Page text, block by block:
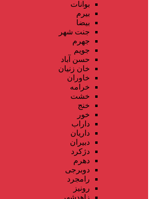
بوانات
بیرم
بیضا
جنت شهر
جهرم
جویم
حسن آباد
خان زنیان
خاوران
خرامه
خشت
خنج
خور
داراب
داریان
دبیران
دژکرد
دهرم
دوبرجی
رامجرد
رونیز
زاهدشهر